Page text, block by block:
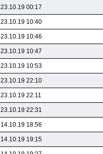
23.10.19 00:17
23.10.19 10:40
23.10.19 10:46
23.10.19 10:47
23.10.19 10:53
23.10.19 22:10
23.10.19 22:11
23.10.19 22:31
14.10.19 18:56
14.10.19 19:15